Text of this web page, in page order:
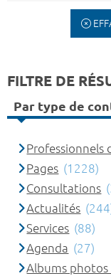
FILTRE DE
Par type de
Professionnels
Pages (1228)
Consultations
Actualités
Services (88)
Agenda (27)
Albums photos